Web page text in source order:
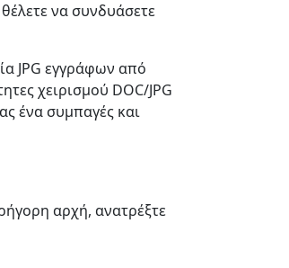
να συνδυάσετε
JPG εγγράφων από
χειρισμού DOC/JPG
ένα συμπαγές και
αρχή, ανατρέξτε